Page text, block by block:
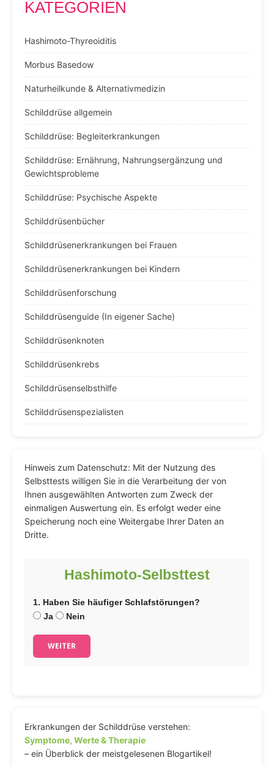
KATEGORIEN
Hashimoto-Thyreoiditis
Morbus Basedow
Naturheilkunde & Alternativmedizin
Schilddrüse allgemein
Schilddrüse: Begleiterkrankungen
Schilddrüse: Ernährung, Nahrungsergänzung und
Gewichtsprobleme
Schilddrüse: Psychische Aspekte
Schilddrüsenbücher
Schilddrüsenerkrankungen bei Frauen
Schilddrüsenerkrankungen bei Kindern
Schilddrüsenforschung
Schilddrüsenguide (In eigener Sache)
Schilddrüsenknoten
Schilddrüsenkrebs
Schilddrüsenselbsthilfe
Schilddrüsenspezialisten
Hinweis zum Datenschutz: Mit der Nutzung des
Selbsttests willigen Sie in die Verarbeitung der von
Ihnen ausgewählten Antworten zum Zweck der
einmaligen Auswertung ein. Es erfolgt weder eine
Speicherung noch eine Weitergabe Ihrer Daten an
Dritte.
Hashimoto-Selbsttest
1. Haben Sie häufiger Schlafstörungen?
Ja
Nein
WEITER
Erkrankungen der Schilddrüse verstehen:
Symptome, Werte & Therapie
– ein Überblick der meistgelesenen Blogartikel!